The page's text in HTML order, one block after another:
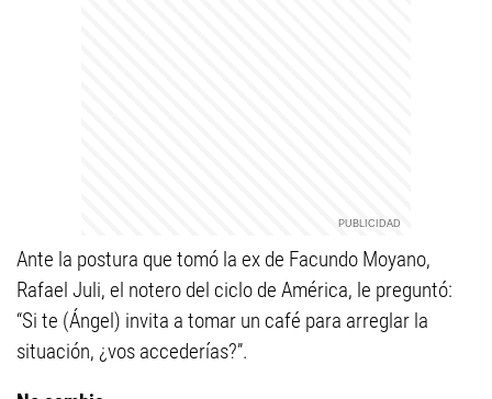
Ante la postura que tomó la ex de Facundo Moyano,
Rafael Juli, el notero del ciclo de América, le preguntó:
“Si te (Ángel) invita a tomar un café para arreglar la
situación, ¿vos accederías?”.